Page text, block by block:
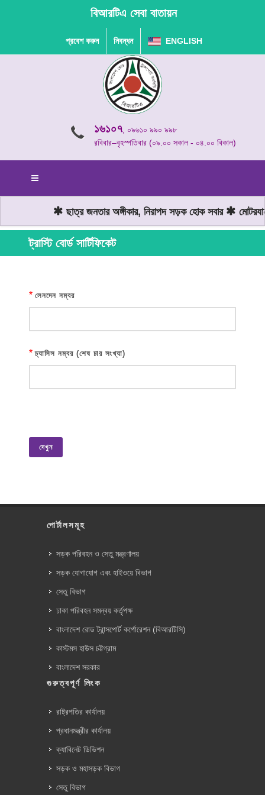
বিআরটিএ সেবা বাতায়ন
প্রবেশ করুন নিবন্ধন ENGLISH
১৬১০৭, ০৯৬১০ ৯৯০ ৯৯৮
রবিবার–বৃহস্পতিবার (০৯.০০ সকাল - ০৪.০০ বিকাল)
ছাত্র জনতার অঙ্গীকার, নিরাপদ সড়ক হোক সবার মোটরযান
ট্রাস্টি বোর্ড সার্টিফিকেট
* লেনদেন নম্বর
* চ্যাসিস নম্বর (শেষ চার সংখ্যা)
দেখুন
পোর্টালসমূহ
সড়ক পরিবহন ও সেতু মন্ত্রণালয়
সড়ক যোগাযোগ এবং হাইওয়ে বিভাগ
সেতু বিভাগ
ঢাকা পরিবহন সমন্বয় কর্তৃপক্ষ
বাংলাদেশ রোড ট্রান্সপোর্ট কর্পোরেশন (বিআরটিসি)
কাস্টমস হাউস চট্টগ্রাম
বাংলাদেশ সরকার
গুরুত্বপূর্ণ লিংক
রাষ্ট্রপতির কার্যালয়
প্রধানমন্ত্রীর কার্যালয়
ক্যাবিনেট ডিভিশন
সড়ক ও মহাসড়ক বিভাগ
সেতু বিভাগ